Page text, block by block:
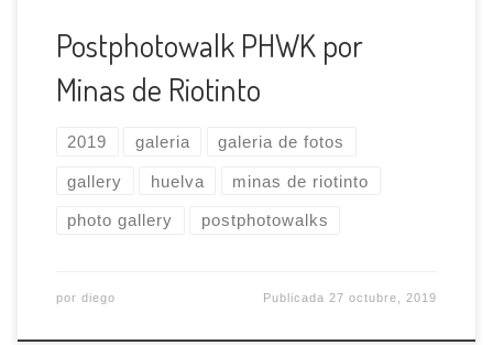
Postphotowalk PHWK por
Minas de Riotinto
2019 galeria galeria de fotos
gallery huelva minas de riotinto
photo gallery postphotowalks
por diego Publicada27 octubre, 2019